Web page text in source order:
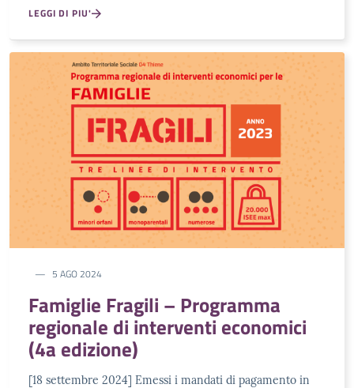
LEGGI DI PIU'
5 AGO 2024
Famiglie Fragili – Programma
regionale di interventi economici
(4a edizione)
[18 settembre 2024] Emessi i mandati di pagamento in